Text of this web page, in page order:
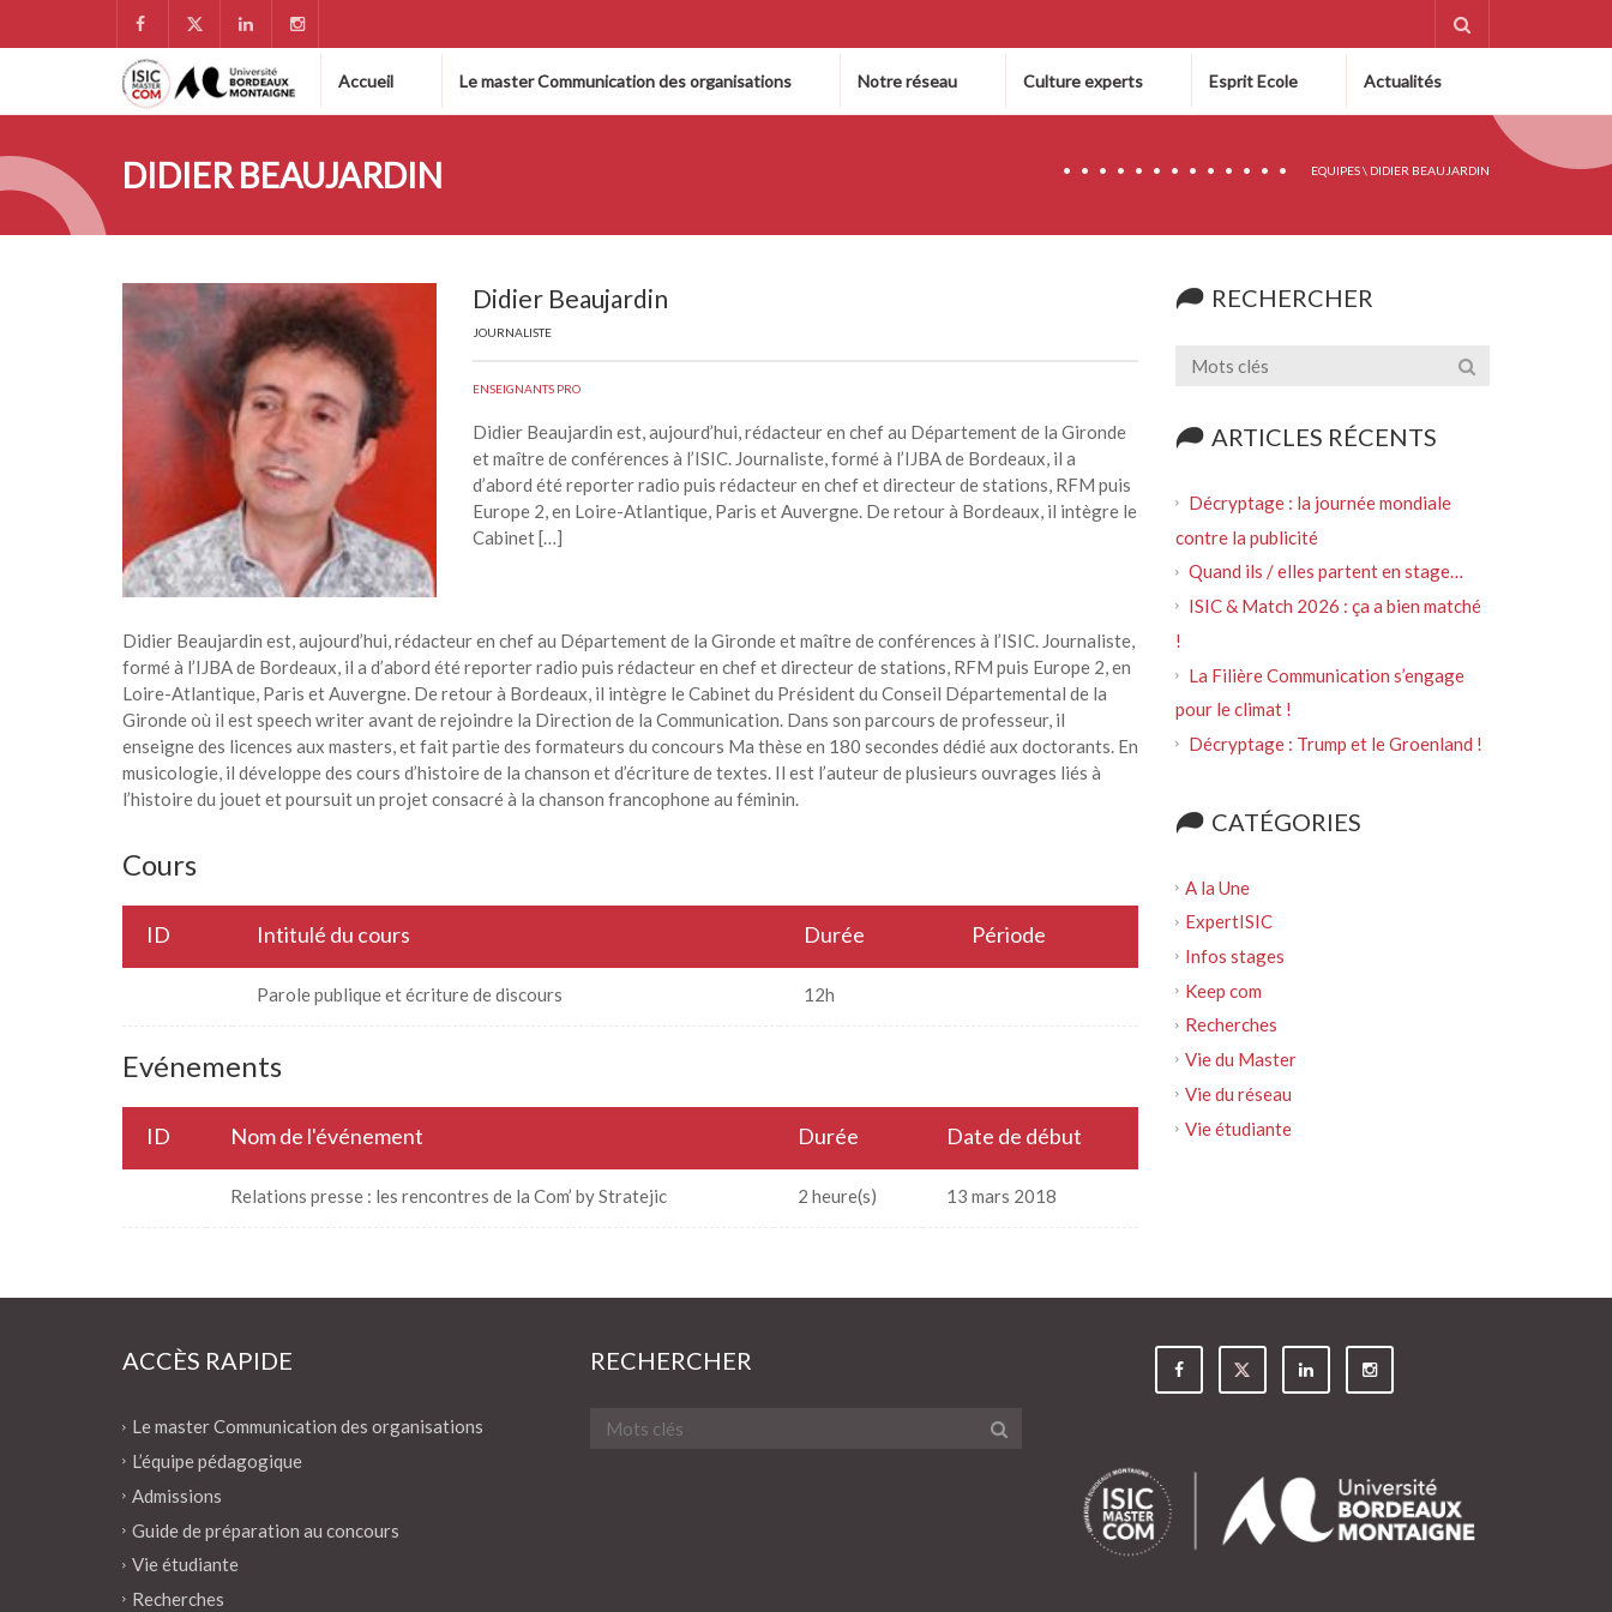
Accueil Le master Communication des organisations Notre réseau Culture experts Esprit Ecole Actualités
DIDIER BEAUJARDIN EQUIPES\ DIDIER BEAUJARDIN
Didier Beaujardin
JOURNALISTE
ENSEIGNANTS PRO
Didier Beaujardin est, aujourd’hui, rédacteur en chef au Département de la Gironde
et maître de conférences à l’ISIC. Journaliste, formé à l’IJBA de Bordeaux, il a
d’abord été reporter radio puis rédacteur en chef et directeur de stations, RFM puis
Europe 2, en Loire-Atlantique, Paris et Auvergne. De retour à Bordeaux, il intègre le
Cabinet […]
Didier Beaujardin est, aujourd’hui, rédacteur en chef au Département de la Gironde et maître de conférences à l’ISIC. Journaliste,
formé à l’IJBA de Bordeaux, il a d’abord été reporter radio puis rédacteur en chef et directeur de stations, RFM puis Europe 2, en
Loire-Atlantique, Paris et Auvergne. De retour à Bordeaux, il intègre le Cabinet du Président du Conseil Départemental de la
Gironde où il est speech writer avant de rejoindre la Direction de la Communication. Dans son parcours de professeur, il
enseigne des licences aux masters, et fait partie des formateurs du concours Ma thèse en 180 secondes dédié aux doctorants. En
musicologie, il développe des cours d’histoire de la chanson et d’écriture de textes. Il est l’auteur de plusieurs ouvrages liés à
l’histoire du jouet et poursuit un projet consacré à la chanson francophone au féminin.
Cours
ID Intitulé du cours Durée Période
Parole publique et écriture de discours 12h
Evénements
ID Nom de l'événement Durée Date de début
Relations presse : les rencontres de la Com’ by Stratejic 2 heure(s) 13 mars 2018
RECHERCHER
ARTICLES RÉCENTS
Décryptage : la journée mondiale
contre la publicité
Quand ils / elles partent en stage…
ISIC & Match 2026 : ça a bien matché
!
La Filière Communication s’engage
pour le climat !
Décryptage : Trump et le Groenland !
CATÉGORIES
A la Une
ExpertISIC
Infos stages
Keep com
Recherches
Vie du Master
Vie du réseau
Vie étudiante
ACCÈS RAPIDE
Le master Communication des organisations
L’équipe pédagogique
Admissions
Guide de préparation au concours
Vie étudiante
Recherches
RECHERCHER